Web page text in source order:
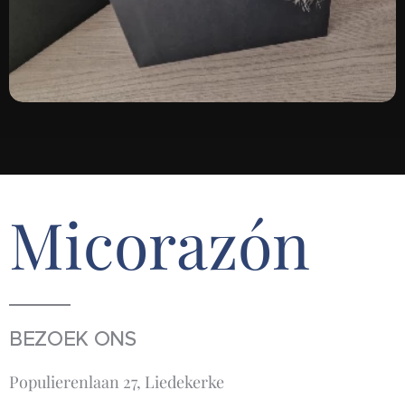
Micorazón
BEZOEK ONS
Populierenlaan 27, Liedekerke